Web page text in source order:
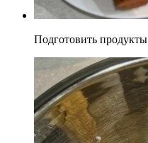
Подготовить продукты